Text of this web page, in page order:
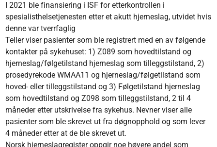
I 2021 ble finansiering i ISF for etterkontrollen i
spesialisthelsetjenesten etter et akutt hjerneslag, utvidet hvis
denne var tverrfaglig
Teller viser pasienter som ble registrert med en av følgende
kontakter på sykehuset: 1) Z089 som hovedtilstand og
hjerneslag/følgetilstand hjerneslag som tilleggstilstand, 2)
prosedyrekode WMAA11 og hjerneslag/følgetilstand som
hoved- eller tilleggstilstand og 3) Følgetilstand hjerneslag
som hovedtilstand og Z098 som tilleggstilstand, 2 til 4
måneder etter utskrivelse fra sykehus. Nevner viser alle
pasienter som ble skrevet ut fra døgnopphold og som lever
4 måneder etter at de ble skrevet ut.
Norsk hjerneslagregister oppgir noe høyere andel som